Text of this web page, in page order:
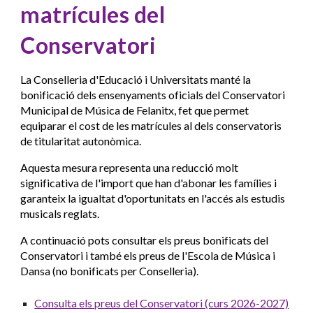
matrícules del
Conservatori
La Conselleria d'Educació i Universitats manté la
bonificació dels ensenyaments oficials del Conservatori
Municipal de Música de Felanitx, fet que permet
equiparar el cost de les matrícules al dels conservatoris
de titularitat autonòmica.
Aquesta mesura representa una reducció molt
significativa de l'import que han d'abonar les famílies i
garanteix la igualtat d'oportunitats en l'accés als estudis
musicals reglats.
A continuació pots consultar els preus bonificats del
Conservatori i també els preus de l'Escola de Música i
Dansa (no bonificats per Conselleria).
Consulta els preus del Conservatori (curs 2026-2027)